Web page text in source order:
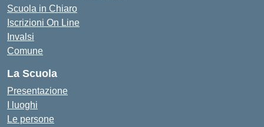
Scuola in Chiaro
Iscrizioni On Line
Invalsi
Comune
La Scuola
Presentazione
I luoghi
Le persone